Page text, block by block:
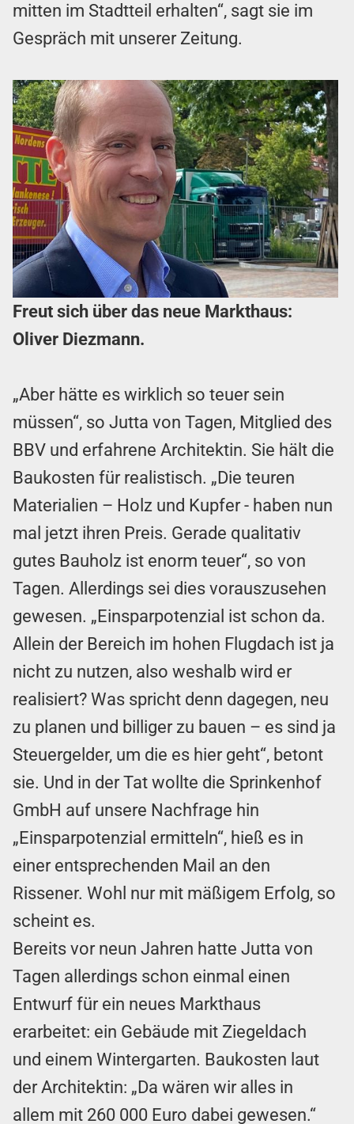
mitten im Stadtteil erhalten“, sagt sie im
Gespräch mit unserer Zeitung.
Freut sich über das neue Markthaus:
Oliver Diezmann.
„Aber hätte es wirklich so teuer sein
müssen“, so Jutta von Tagen, Mitglied des
BBV und erfahrene Architektin. Sie hält die
Baukosten für realistisch. „Die teuren
Materialien – Holz und Kupfer - haben nun
mal jetzt ihren Preis. Gerade qualitativ
gutes Bauholz ist enorm teuer“, so von
Tagen. Allerdings sei dies vorauszusehen
gewesen. „Einsparpotenzial ist schon da.
Allein der Bereich im hohen Flugdach ist ja
nicht zu nutzen, also weshalb wird er
realisiert? Was spricht denn dagegen, neu
zu planen und billiger zu bauen – es sind ja
Steuergelder, um die es hier geht“, betont
sie. Und in der Tat wollte die Sprinkenhof
GmbH auf unsere Nachfrage hin
„Einsparpotenzial ermitteln“, hieß es in
einer entsprechenden Mail an den
Rissener. Wohl nur mit mäßigem Erfolg, so
scheint es.
Bereits vor neun Jahren hatte Jutta von
Tagen allerdings schon einmal einen
Entwurf für ein neues Markthaus
erarbeitet: ein Gebäude mit Ziegeldach
und einem Wintergarten. Baukosten laut
der Architektin: „Da wären wir alles in
allem mit 260 000 Euro dabei gewesen.“